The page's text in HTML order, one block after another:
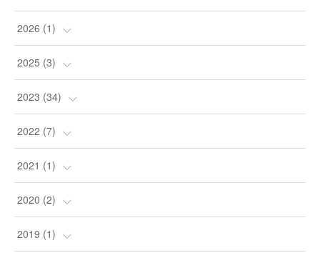
2026 (1)
(1
2025 (3)
(3)
2023 (34)
(9
(24)
(1
2022 (7)
(1
(4
(1
2021 (1)
(1
2020 (2)
(2
2019 (1)